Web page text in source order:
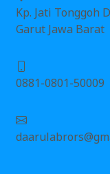
Kp. Jati Tonggoh
Garut Jawa Barat
0881-0801-50009